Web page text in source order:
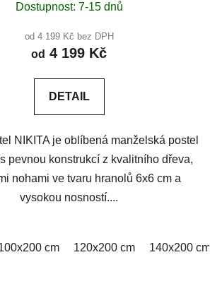
Dostupnost: 7-15 dnů
od 4 199 Kč bez DPH
od 4 199 Kč
DETAIL
NIKITA je oblíbená manželská postel
pevnou konstrukcí z kvalitního dřeva,
nohami ve tvaru hranolů 6x6 cm a
vysokou nosností....
cm 120x200 cm 140x200 cm